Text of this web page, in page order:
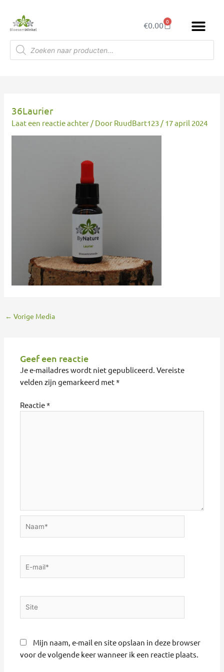
inhoud
€0.00 0
Winkelwagen
Producten
zoeken
36Laurier
Laat een reactie achter / Door RuudBart123 / 17 april 2024
← Vorige Media
Geef een reactie
Je e-mailadres wordt niet gepubliceerd. Vereiste
velden zijn gemarkeerd met*
Reactie*
Mijn naam, e-mail en site opslaan in deze browser
voor de volgende keer wanneer ik een reactie plaats.